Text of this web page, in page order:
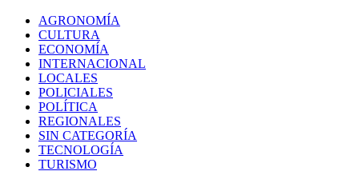
AGRONOMÍA
CULTURA
ECONOMÍA
INTERNACIONAL
LOCALES
POLICIALES
POLÍTICA
REGIONALES
SIN CATEGORÍA
TECNOLOGÍA
TURISMO